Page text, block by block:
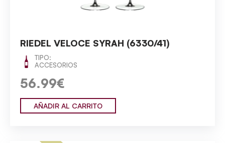
RIEDEL VELOCE SYRAH (6330/41)
TIPO:
ACCESORIOS
56.99€
AÑADIR AL CARRITO